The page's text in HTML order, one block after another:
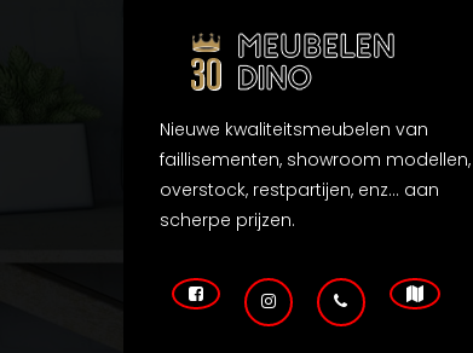
Nieuwe kwaliteitsmeubelen van
faillisementen, showroom modellen,
overstock, restpartijen, enz... aan
scherpe prijzen.